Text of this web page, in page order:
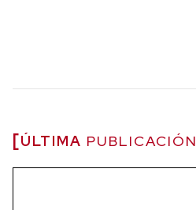
ÚLTIMA PUBLICACIÓN